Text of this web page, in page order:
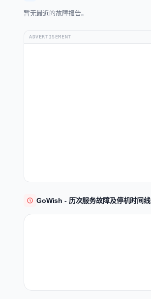
暂无最近的故障报告。
ADVERTISEMENT
GoWish - 历次服务故障及停机时间线